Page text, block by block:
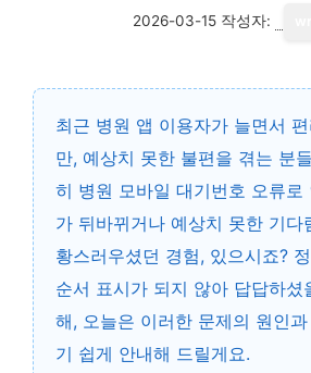
2026-03-15 작성자:
최근 병원 앱 이용자가 늘면서
만, 예상치 못한 불편을 겪는 분
히 병원 모바일 대기번호 오류로
가 뒤바뀌거나 예상치 못한 기다
황스러우셨던 경험, 있으시죠?
순서 표시가 되지 않아 답답하셨
해, 오늘은 이러한 문제의 원인
기 쉽게 안내해 드릴게요.